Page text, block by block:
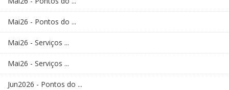
Mai26 - Pontos do ...
Mai26 - Serviços ...
Mai26 - Serviços ...
Jun2026 - Pontos do ...